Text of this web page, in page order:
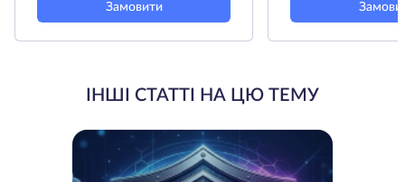
Замовити
ІНШІ СТАТТІ НА ЦЮ ТЕМУ